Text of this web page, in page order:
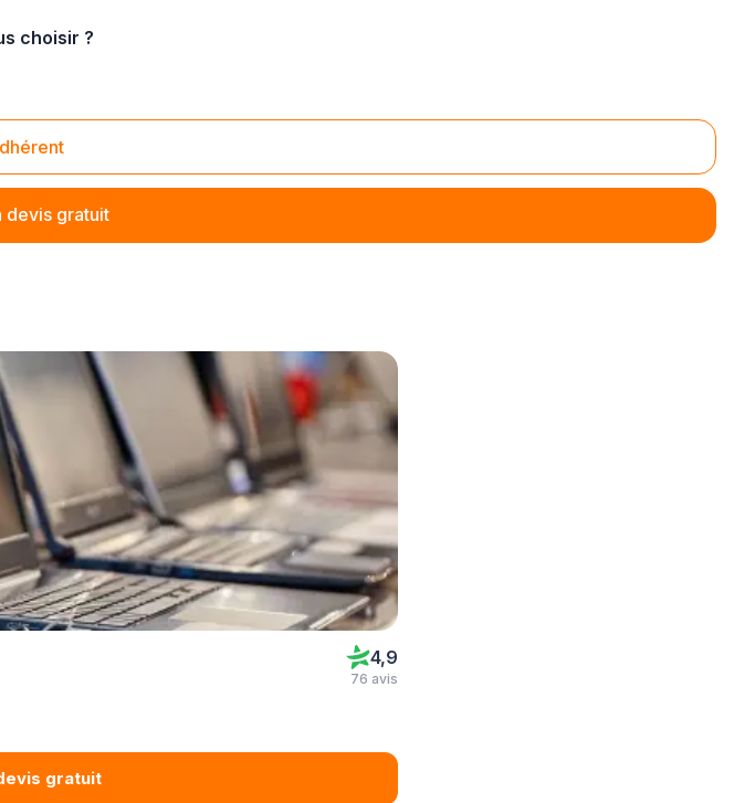
choisir ?
devis gratuit
4,9
76 avis
gratuit